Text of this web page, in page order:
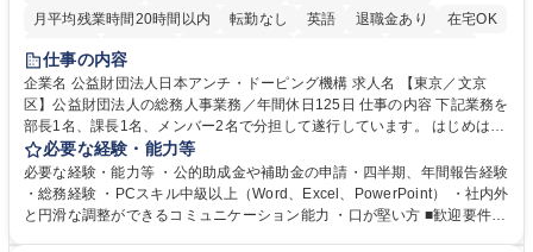
月平均残業時間20時間以内
転勤なし 英語 退職金あり
在宅OK
賞与あり
育休あり
食事補助あり
仕事の内容
企業名 公益財団法人日本アンチ・ドーピング機構 求人名 【東京／文京
区】公益財団法人の総務人事業務／年間休日125日 仕事の内容 下記業務を
部長1名、課長1名、メンバー2名で分担して遂行しています。 はじめは担
当者として業務を覚えていただき、ゆくゆくはリーダーやマネージャーポ
ジションとして活躍いただくことを期待しています。 【総務・人事グルー
プの業務内容】 ・人事制度関連 ・採用活動 ・教育研修の企画、実行 ・勤
怠管理 ・官公庁への各種提出 ・法定の会議運営（評議員会、理事会） ・
必要な経験・能力等
必要な経験・能力等 ・公的助成金や補助金の申請・四半期、年間報告経験
・総務経験 ・PCスキル中級以上（Word、Excel、PowerPoint） ・社内外
と円滑な調整ができるコミュニケーション能力 ・口が堅い方 ■歓迎要件